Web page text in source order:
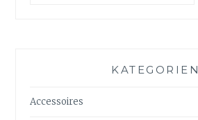
KATEGORIEN
Accessoires